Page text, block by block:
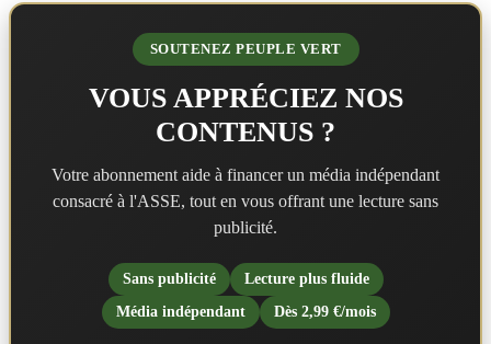
SOUTENEZ PEUPLE VERT
VOUS APPRÉCIEZ NOS
CONTENUS ?
Votre abonnement aide à financer un média indépendant
consacré à l'ASSE, tout en vous offrant une lecture sans
publicité.
Sans publicité
Lecture plus fluide
Média indépendant
Dès 2,99 €/mois